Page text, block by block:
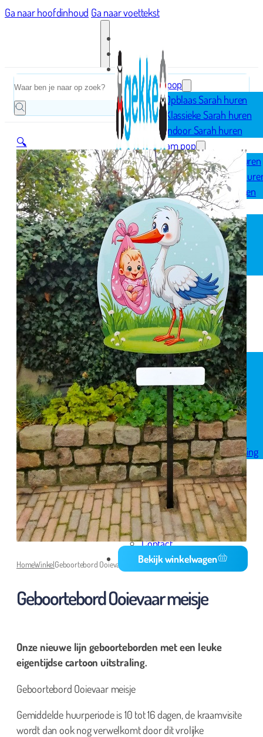
Ga naar hoofdinhoud Ga naar voettekst
Home
Sarah pop
Opblaas Sarah huren
Klassieke Sarah huren
Indoor Sarah huren
Abraham pop
Opblaas Abraham huren
Klassieke Abraham
Indoor Abraham huren
Geboorte
Opblaasfiguren
Geboorteborden
Ooievaar op nest
Spandoek geboorte
Huwelijk
Pensioen
Skytubes
Rode loper
Versiering
Geboorte versiering
Geslaagd versiering
Huwelijk versiering
Pensioen versiering
Verjaardag versiering
Voordeelpakketten
Welkom thuis versiering
Reviews
Over ons
Bezorgservice
FAQ
Media
Contact
Bekijk winkelwagen
Zoeken
🔍
HomeWinkelGeboortebord Ooievaar meisje
Geboortebord Ooievaar meisje
Onze nieuwe lijn geboorteborden met een leuke
eigentijdse cartoon uitstraling.
Geboortebord Ooievaar meisje
Gemiddelde huurperiode is 10 tot 16 dagen, de kraamvisite
wordt dan ook nog verwelkomt door dit vrolijke